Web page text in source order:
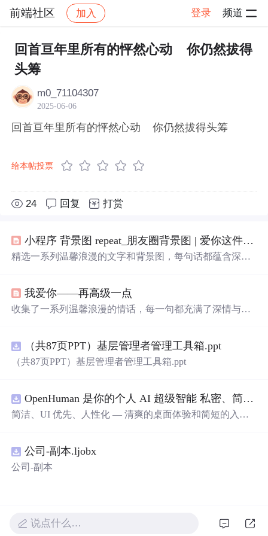
前端社区 加入 登录 频道
社区 前端社区 感慨 帖子详情
回首亘年里所有的怦然心动 你仍然拔得
头筹
m0_71104307
2025-06-06
回首亘年里所有的怦然心动 你仍然拔得头筹
给本帖投票
24 回复 打赏
小程序 背景图 repeat_朋友圈背景图 | 爱你这件事，没有解药
精选一系列温馨浪漫的文字和背景图，每句话都蕴含深
我爱你——再高级一点
收集了一系列温馨浪漫的情话，每一句都充满了深情与爱
（共87页PPT）基层管理者管理工具箱.ppt
（共87页PPT）基层管理者管理工具箱.ppt
OpenHuman 是你的个人 AI 超级智能 私密、简洁、极其强大
简洁、UI 优先、人性化 — 清爽的桌面体验和简短的入门
吉祥物，会说话、能感知周围环境、可作为真实参与者加
入你的 Google Meet 会议、跨周记住你，即使你停止输入
公司-副本.ljobx
公司-副本
说点什么…